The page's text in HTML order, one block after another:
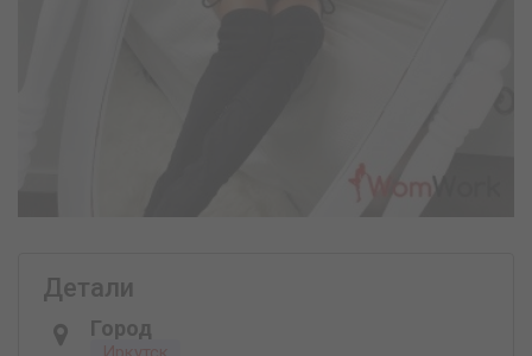
Детали
Город